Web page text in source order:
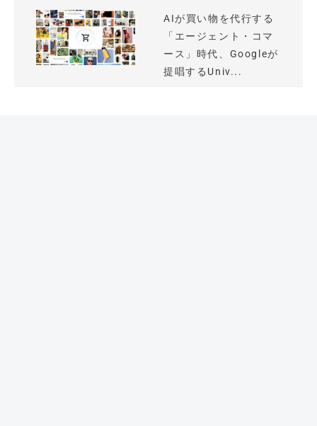
AIが買い物を代行する
「エージェント・コマ
ース」時代、Googleが
提唱するUniv...